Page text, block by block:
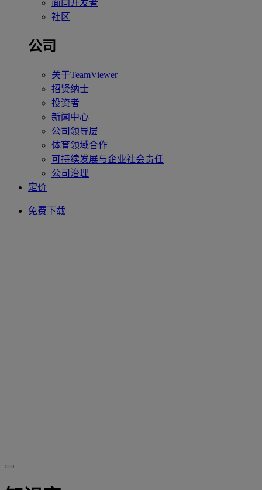
面向开发者
社区
公司
关于TeamViewer
招贤纳士
投资者
新闻中心
公司领导层
体育领域合作
可持续发展与企业社会责任
公司治理
定价
免费下载